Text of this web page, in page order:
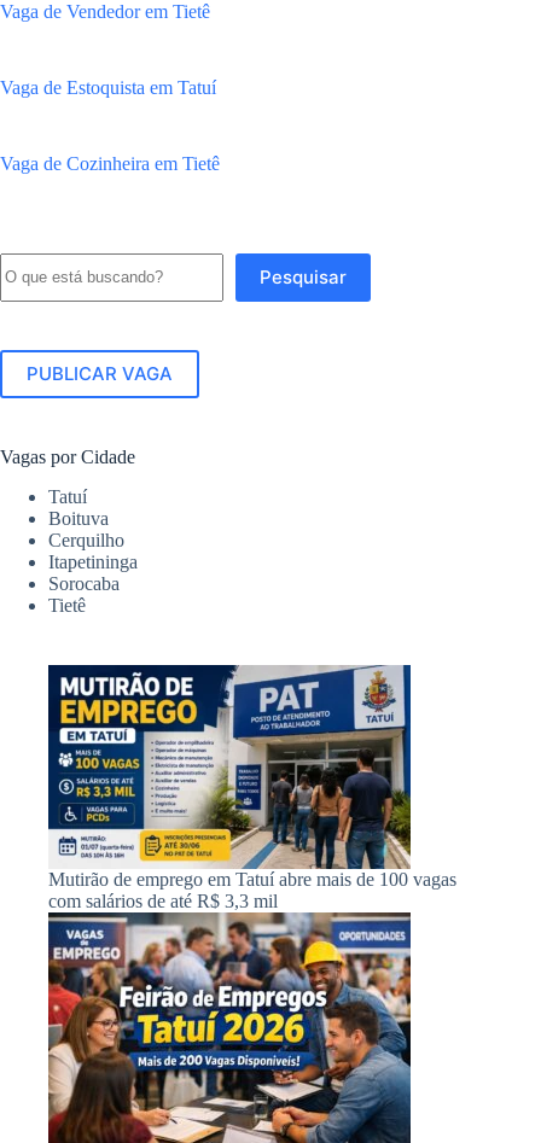
Vaga de Vendedor em Tietê
Vaga de Estoquista em Tatuí
Vaga de Cozinheira em Tietê
Pesquisar
PUBLICAR VAGA
Vagas por Cidade
Tatuí
Boituva
Cerquilho
Itapetininga
Sorocaba
Tietê
Mutirão de emprego em Tatuí abre mais de 100 vagas
com salários de até R$ 3,3 mil